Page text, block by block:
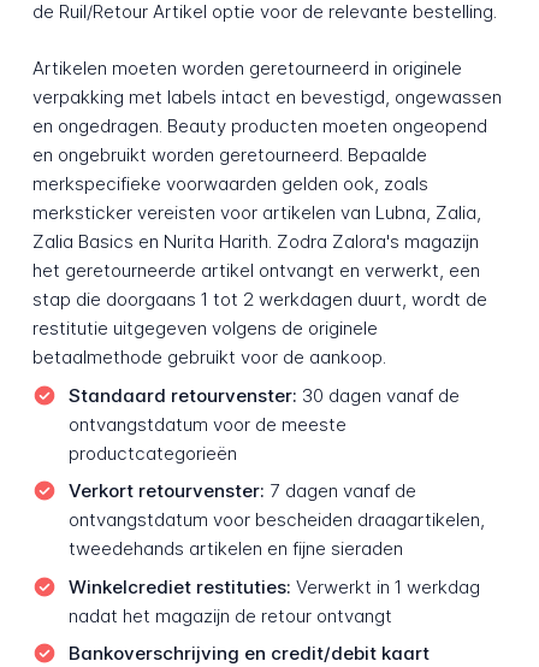
de Ruil/Retour Artikel optie voor de relevante bestelling.
Artikelen moeten worden geretourneerd in originele
verpakking met labels intact en bevestigd, ongewassen
en ongedragen. Beauty producten moeten ongeopend
en ongebruikt worden geretourneerd. Bepaalde
merkspecifieke voorwaarden gelden ook, zoals
merksticker vereisten voor artikelen van Lubna, Zalia,
Zalia Basics en Nurita Harith. Zodra Zalora's magazijn
het geretourneerde artikel ontvangt en verwerkt, een
stap die doorgaans 1 tot 2 werkdagen duurt, wordt de
restitutie uitgegeven volgens de originele
betaalmethode gebruikt voor de aankoop.
Standaard retourvenster: 30 dagen vanaf de
ontvangstdatum voor de meeste
productcategorieën
Verkort retourvenster: 7 dagen vanaf de
ontvangstdatum voor bescheiden draagartikelen,
tweedehands artikelen en fijne sieraden
Winkelcrediet restituties: Verwerkt in 1 werkdag
nadat het magazijn de retour ontvangt
Bankoverschrijving en credit/debit kaart